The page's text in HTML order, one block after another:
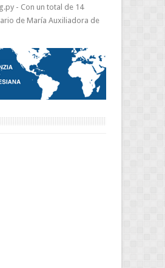
- Con un total de 14
de María Auxiliadora de